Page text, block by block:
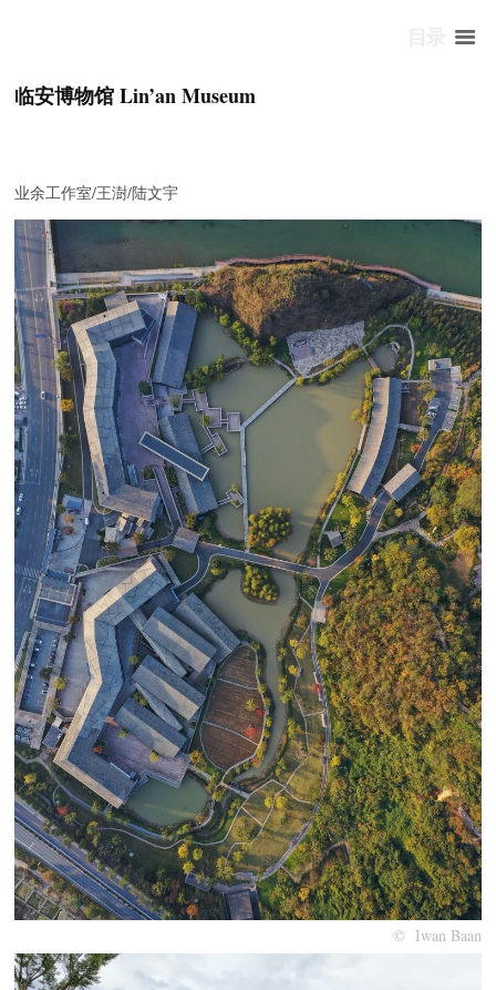
临安博物馆 Lin’an Museum
业余工作室/王澍/陆文宇
© Iwan Baan